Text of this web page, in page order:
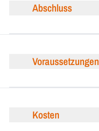
Abschluss
Voraussetzungen
Kosten